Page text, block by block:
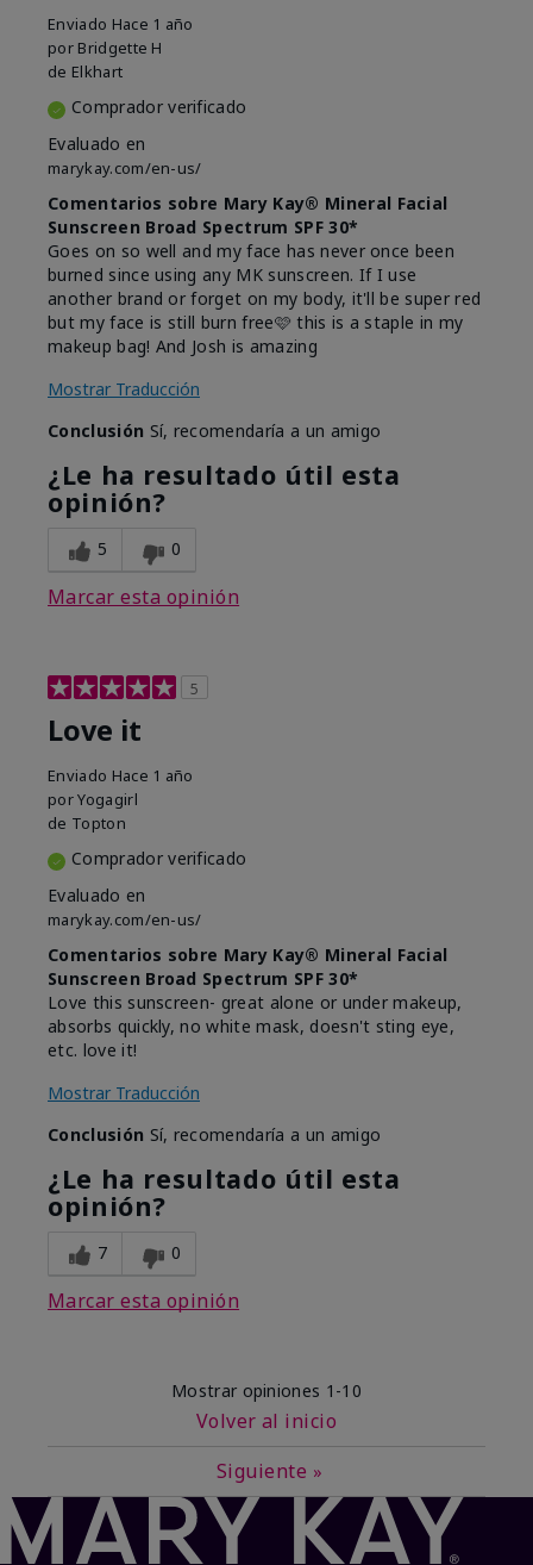
Enviado Hace 1 año
por Bridgette H
de Elkhart
Comprador verificado
Evaluado en
marykay.com/en-us/
Comentarios sobre Mary Kay® Mineral Facial
Sunscreen Broad Spectrum SPF 30*
Goes on so well and my face has never once been
burned since using any MK sunscreen. If I use
another brand or forget on my body, it'll be super red
but my face is still burn free🩷 this is a staple in my
makeup bag! And Josh is amazing
Mostrar Traducción
Conclusión Sí, recomendaría a un amigo
¿Le ha resultado útil esta
opinión?
5 0
Marcar esta opinión
5
Love it
Enviado Hace 1 año
porYogagirl
de Topton
Comprador verificado
Evaluado en
marykay.com/en-us/
Comentarios sobre Mary Kay® Mineral Facial
Sunscreen Broad Spectrum SPF 30*
Love this sunscreen- great alone or under makeup,
absorbs quickly, no white mask, doesn't sting eye,
etc. love it!
Mostrar Traducción
Conclusión Sí, recomendaría a un amigo
¿Le ha resultado útil esta
opinión?
7 0
Marcar esta opinión
Mostrar opiniones 1-10
Volver al inicio
Siguiente »